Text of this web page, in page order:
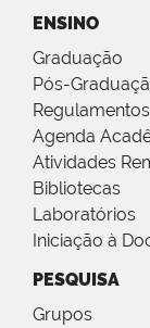
ENSINO
Graduação
Pós-
Regulamentos
Agenda
Atividades
Bibliotecas
Laboratórios
Iniciação à
PESQUISA
Grupos